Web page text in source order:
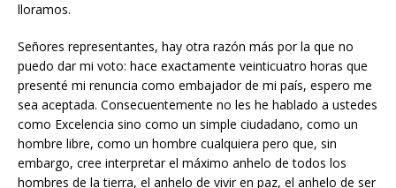
lloramos.
Señores representantes, hay otra razón más por la que no
puedo dar mi voto: hace exactamente veinticuatro horas que
presenté mi renuncia como embajador de mi país, espero me
sea aceptada. Consecuentemente no les he hablado a ustedes
como Excelencia sino como un simple ciudadano, como un
hombre libre, como un hombre cualquiera pero que, sin
embargo, cree interpretar el máximo anhelo de todos los
hombres de la tierra, el anhelo de vivir en paz, el anhelo de ser